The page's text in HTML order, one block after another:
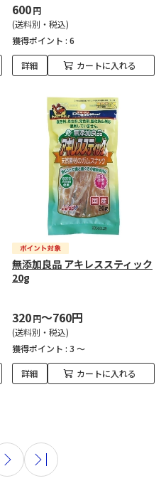
600円
(送料別・税込)
獲得ポイント : 6
詳細 カートに入れる
無添加良品 アキレススティック
20g
320円～760円
(送料別・税込)
獲得ポイント : 3 ～
詳細 カートに入れる